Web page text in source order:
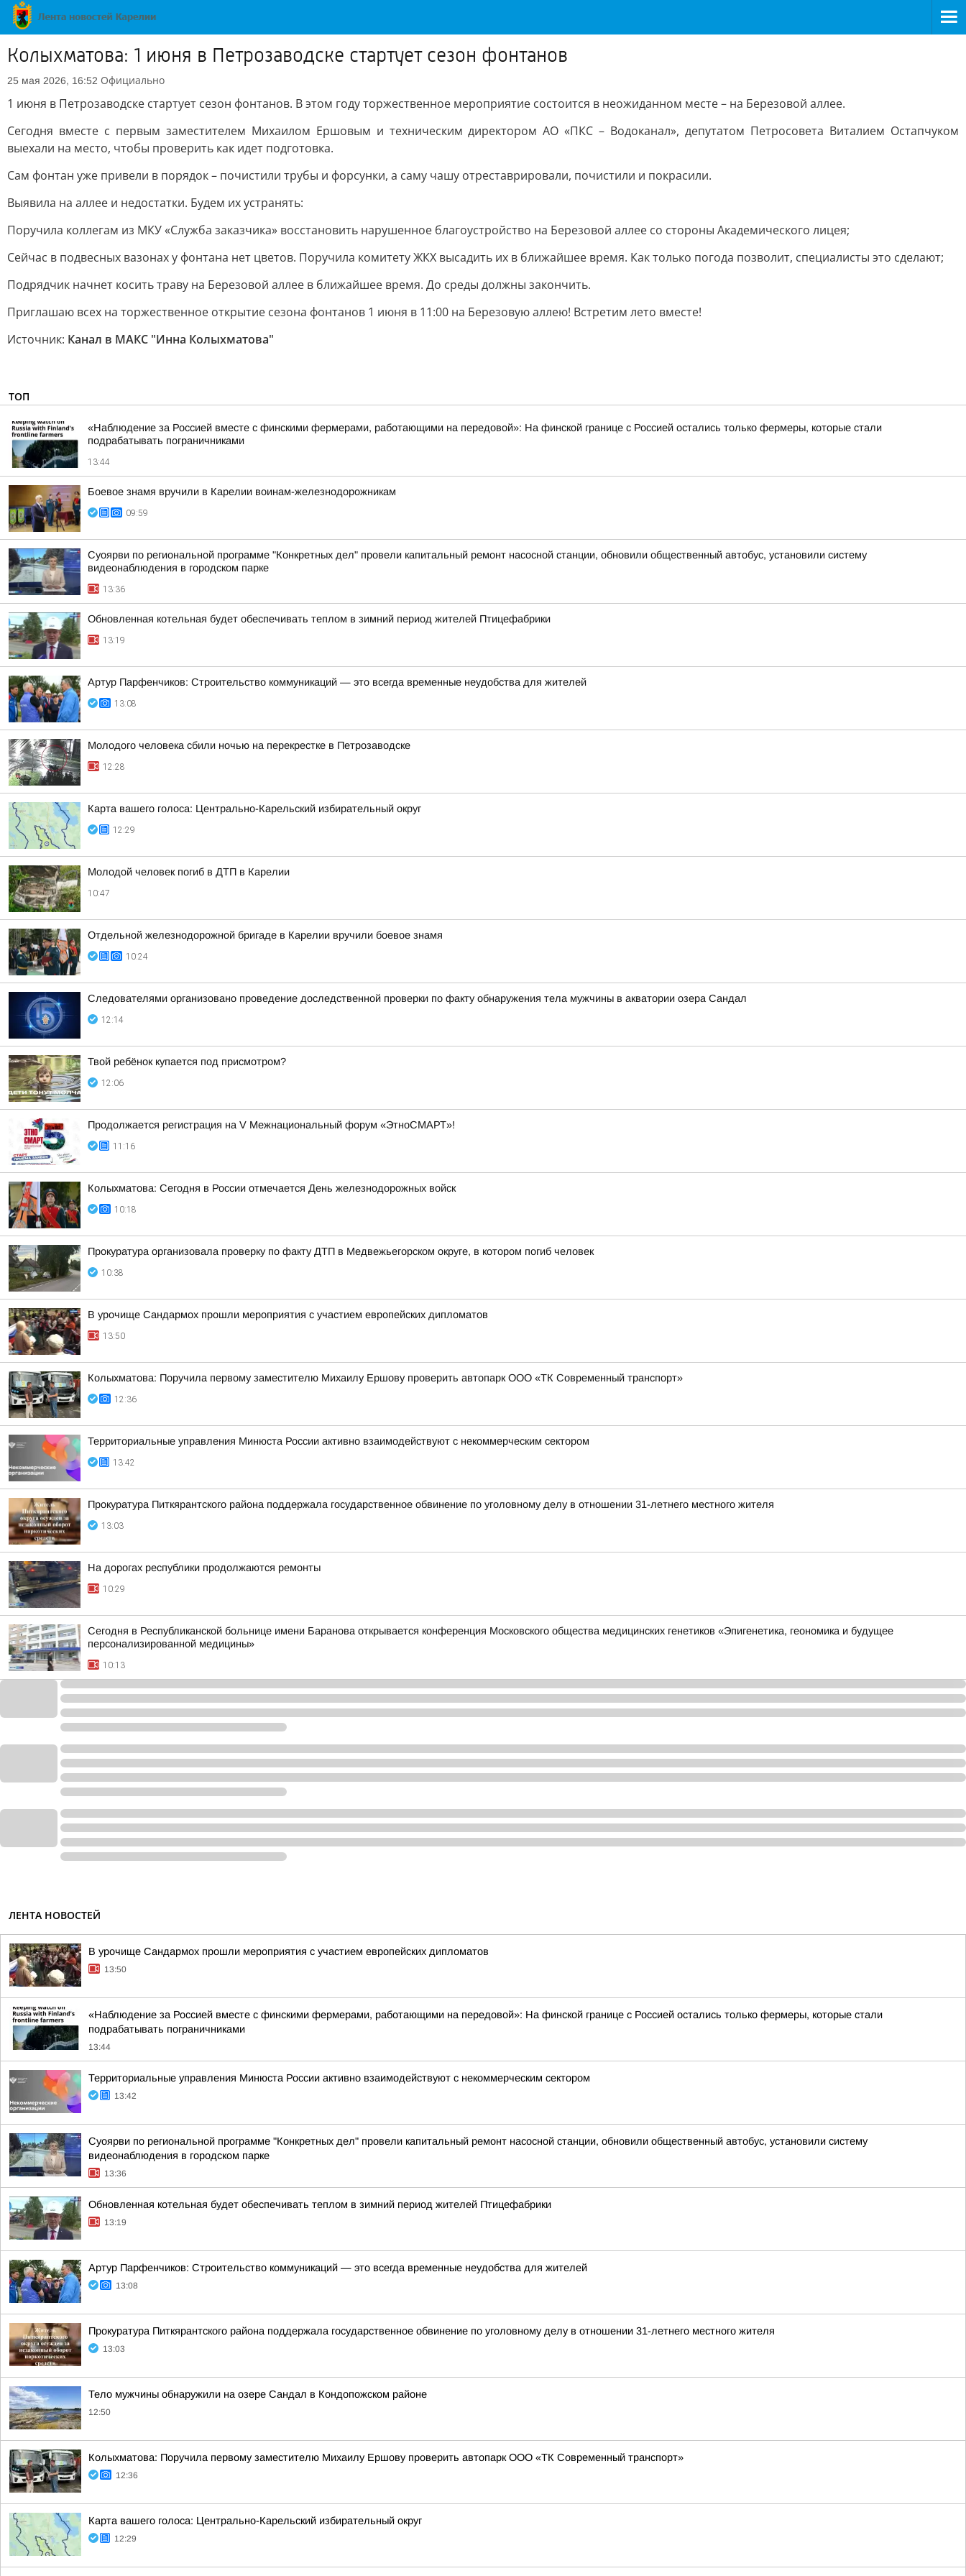
Колыхматова: 1 июня в Петрозаводске стартует сезон фонтанов
25 мая 2026, 16:52 Официально
1 июня в Петрозаводске стартует сезон фонтанов. В этом году торжественное мероприятие состоится в неожиданном месте – на Березовой аллее.
Сегодня вместе с первым заместителем Михаилом Ершовым и техническим директором АО «ПКС – Водоканал», депутатом Петросовета Виталием Остапчуком
выехали на место, чтобы проверить как идет подготовка.
Сам фонтан уже привели в порядок – почистили трубы и форсунки, а саму чашу отреставрировали, почистили и покрасили.
Выявила на аллее и недостатки. Будем их устранять:
Поручила коллегам из МКУ «Служба заказчика» восстановить нарушенное благоустройство на Березовой аллее со стороны Академического лицея;
Сейчас в подвесных вазонах у фонтана нет цветов. Поручила комитету ЖКХ высадить их в ближайшее время. Как только погода позволит, специалисты это сделают;
Подрядчик начнет косить траву на Березовой аллее в ближайшее время. До среды должны закончить.
Приглашаю всех на торжественное открытие сезона фонтанов 1 июня в 11:00 на Березовую аллею! Встретим лето вместе!
Источник: Канал в МАКС "Инна Колыхматова"
ТОП
«Наблюдение за Россией вместе с финскими фермерами, работающими на передовой»: На финской границе с Россией остались только фермеры, которые стали
подрабатывать пограничниками
13:44
Боевое знамя вручили в Карелии воинам-железнодорожникам
09:59
Суоярви по региональной программе "Конкретных дел" провели капитальный ремонт насосной станции, обновили общественный автобус, установили систему
видеонаблюдения в городском парке
13:36
Обновленная котельная будет обеспечивать теплом в зимний период жителей Птицефабрики
13:19
Артур Парфенчиков: Строительство коммуникаций — это всегда временные неудобства для жителей
13:08
Молодого человека сбили ночью на перекрестке в Петрозаводске
12:28
Карта вашего голоса: Центрально-Карельский избирательный округ
12:29
Молодой человек погиб в ДТП в Карелии
10:47
Отдельной железнодорожной бригаде в Карелии вручили боевое знамя
10:24
Следователями организовано проведение доследственной проверки по факту обнаружения тела мужчины в акватории озера Сандал
12:14
Твой ребёнок купается под присмотром?
12:06
Продолжается регистрация на V Межнациональный форум «ЭтноСМАРТ»!
11:16
Колыхматова: Сегодня в России отмечается День железнодорожных войск
10:18
Прокуратура организовала проверку по факту ДТП в Медвежьегорском округе, в котором погиб человек
10:38
В урочище Сандармох прошли мероприятия с участием европейских дипломатов
13:50
Колыхматова: Поручила первому заместителю Михаилу Ершову проверить автопарк ООО «ТК Современный транспорт»
12:36
Территориальные управления Минюста России активно взаимодействуют с некоммерческим сектором
13:42
Прокуратура Питкярантского района поддержала государственное обвинение по уголовному делу в отношении 31-летнего местного жителя
13:03
На дорогах республики продолжаются ремонты
10:29
Сегодня в Республиканской больнице имени Баранова открывается конференция Московского общества медицинских генетиков «Эпигенетика, геономика и будущее
персонализированной медицины»
10:13
ЛЕНТА НОВОСТЕЙ
В урочище Сандармох прошли мероприятия с участием европейских дипломатов
13:50
«Наблюдение за Россией вместе с финскими фермерами, работающими на передовой»: На финской границе с Россией остались только фермеры, которые стали
подрабатывать пограничниками
13:44
Территориальные управления Минюста России активно взаимодействуют с некоммерческим сектором
13:42
Суоярви по региональной программе "Конкретных дел" провели капитальный ремонт насосной станции, обновили общественный автобус, установили систему
видеонаблюдения в городском парке
13:36
Обновленная котельная будет обеспечивать теплом в зимний период жителей Птицефабрики
13:19
Артур Парфенчиков: Строительство коммуникаций — это всегда временные неудобства для жителей
13:08
Прокуратура Питкярантского района поддержала государственное обвинение по уголовному делу в отношении 31-летнего местного жителя
13:03
Тело мужчины обнаружили на озере Сандал в Кондопожском районе
12:50
Колыхматова: Поручила первому заместителю Михаилу Ершову проверить автопарк ООО «ТК Современный транспорт»
12:36
Карта вашего голоса: Центрально-Карельский избирательный округ
12:29